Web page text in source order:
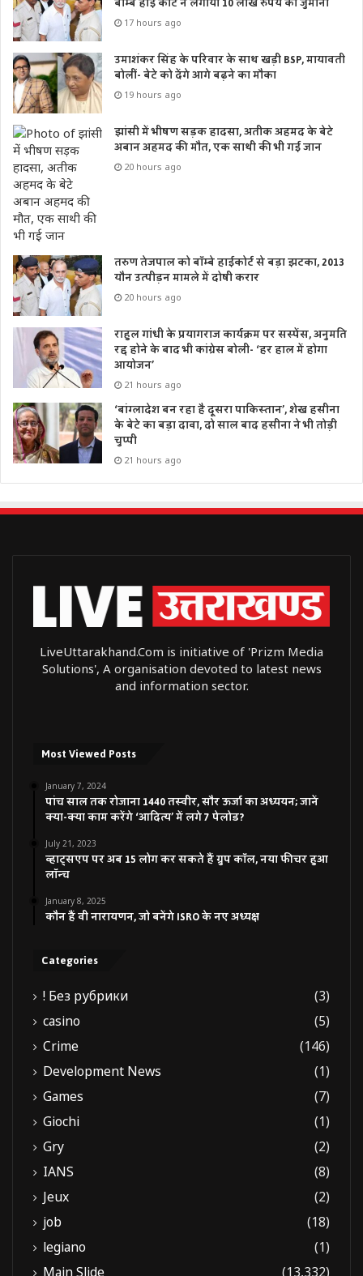
17 hours ago
उमाशंकर सिंह के परिवार के साथ खड़ी BSP, मायावती
बोलीं- बेटे को देंगे आगे बढ़ने का मौका
19 hours ago
झांसी में भीषण सड़क हादसा, अतीक अहमद के बेटे
अबान अहमद की मौत, एक साथी की भी गई जान
20 hours ago
तरुण तेजपाल को बॉम्बे हाईकोर्ट से बड़ा झटका, 2013
यौन उत्पीड़न मामले में दोषी करार
20 hours ago
राहुल गांधी के प्रयागराज कार्यक्रम पर सस्पेंस, अनुमति
रद्द होने के बाद भी कांग्रेस बोली- ‘हर हाल में होगा
आयोजन’
21 hours ago
‘बांग्लादेश बन रहा है दूसरा पाकिस्तान’, शेख हसीना
के बेटे का बड़ा दावा, दो साल बाद हसीना ने भी तोड़ी
चुप्पी
21 hours ago
LiveUttarakhand.Com is initiative of 'Prizm Media
Solutions', A organisation devoted to latest news
and information sector.
Most Viewed Posts
January 7, 2024
पांच साल तक रोजाना 1440 तस्वीर, सौर ऊर्जा का अध्ययन; जानें
क्या-क्या काम करेंगे ‘आदित्य’ में लगे 7 पेलोड?
July 21, 2023
व्हाट्सएप पर अब 15 लोग कर सकते हैं ग्रुप कॉल, नया फीचर हुआ
लॉन्च
January 8, 2025
कौन हैं वी नारायणन, जो बनेंगे ISRO के नए अध्यक्ष
Categories
! Без рубрики
(3)
casino
(5)
Crime
(146)
Development News
(1)
Games
(7)
Giochi
(1)
Gry
(2)
IANS
(8)
Jeux
(2)
job
(18)
legiano
(1)
Main Slide
(13,332)